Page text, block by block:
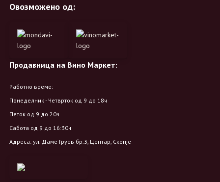
Овозможено од:
Продавница на Вино Маркет:
Работно време:
Понеделник - Четврток од 9 до 18ч
Петок од 9 до 20ч
Сабота од 9 до 16:30ч
Адреса: ул. Даме Груев бр.3, Центар, Скопје